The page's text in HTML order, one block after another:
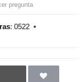
pregunta
: 0522 •